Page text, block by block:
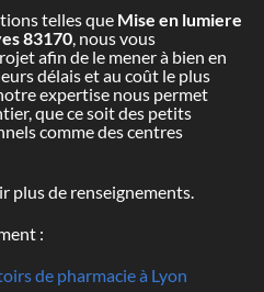
telles que Mise en lumiere
83170, nous vous
afin de le mener à bien en
délais et au coût le plus
expertise nous permet
que ce soit des petits
comme des centres
plus de renseignements.
:
de pharmacie à Lyon